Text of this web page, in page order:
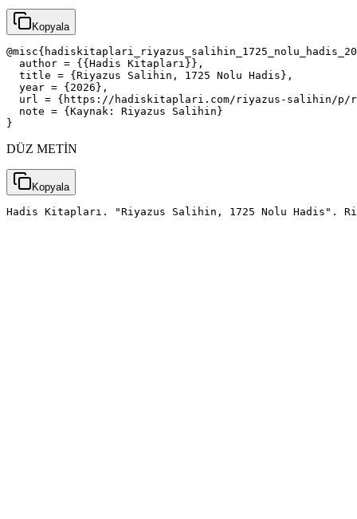
Kopyala
  author = {{Hadis Kitapları}},
  title = {Riyazus Salihin, 1725 Nolu Hadis},
  year = {2026},
url = {https://hadiskitaplari.com/riyazus-salihin/
  note = {Kaynak: Riyazus Salihin}
}
DÜZ METİN
Kopyala
Hadis Kitapları. "Riyazus Salihin, 1725 Nolu Hadis".